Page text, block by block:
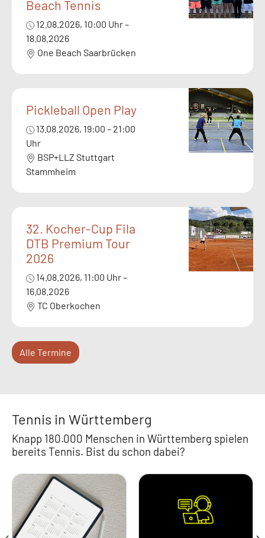
Beach Tennis
12.08.2026, 10:00 Uhr –
18.08.2026
One Beach Saarbrücken
Pickleball Open Play
13.08.2026, 19:00 – 21:00
Uhr
BSP+LLZ Stuttgart
Stammheim
32. Kocher-Cup Fila
DTB Premium Tour
2026
14.08.2026, 11:00 Uhr –
16.08.2026
TC Oberkochen
Alle Termine
Tennis in Württemberg
Knapp 180.000 Menschen in Württemberg spielen
bereits Tennis. Bist du schon dabei?